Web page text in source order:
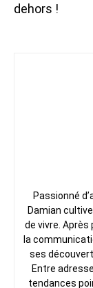
dehors !
Passionné
Damian
de vivre.
la
ses
Entre
tendances